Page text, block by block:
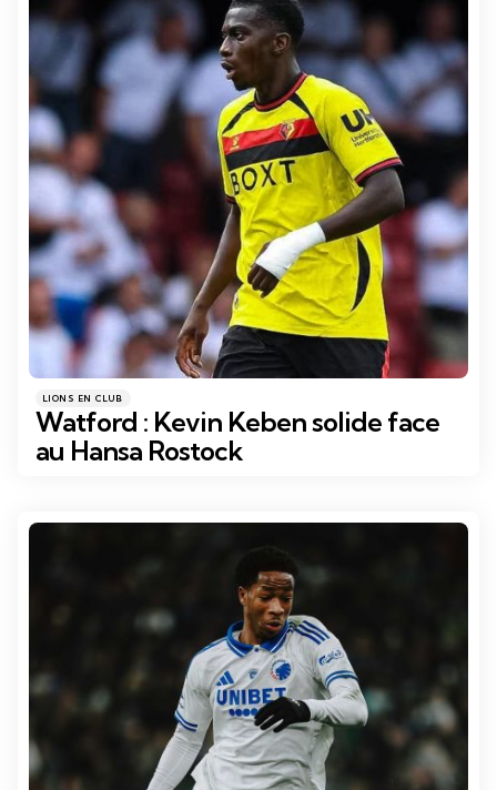
Catégories
Posté
dans
LIONS EN CLUB
Watford : Kevin Keben solide face
au Hansa Rostock